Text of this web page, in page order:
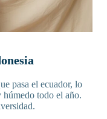
pasa el ecuador, lo
todo el año.